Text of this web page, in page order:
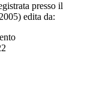
presso il
edita da: